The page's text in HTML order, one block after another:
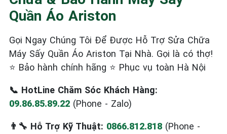
Quần Áo Ariston
Gọi Ngay Chúng Tôi Để Được Hỗ Trợ Sửa Chữa
Máy Sấy Quần Áo Ariston Tại Nhà. Gọi là có thợ!
⭐ Bảo hành chính hãng ⭐ Phục vụ toàn Hà Nội
📞 HotLine Chăm Sóc Khách Hàng:
09.86.85.89.22 (Phone - Zalo)
👨‍🔧 Hỗ Trợ Kỹ Thuật: 0866.812.818 (Phone -